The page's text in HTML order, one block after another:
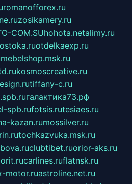
romanofforex.ru
zosikamery.ru
COM.SUhohota.netalimy.ru
otdelkaexp.ru
mebelshop.msk.ru
kosmoscreative.ru
tiffany-c.ru
галактика73.рф
spb.rufotsis.rutesiaes.ru
kazan.rumossilver.ru
tochkazvuka.msk.ru
clubtibet.ruorior-aks.ru
carlines.ruflatnsk.ru
motor.ruastroline.net.ru